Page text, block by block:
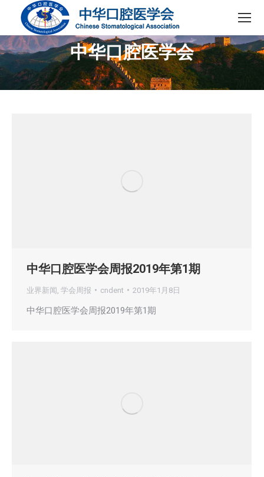
中华口腔医学会
您在这里：
中华口腔医学会周报2019年第1期
业界新闻 学会周报 cndent 2019年1月8日
中华口腔医学会周报2019年第1期